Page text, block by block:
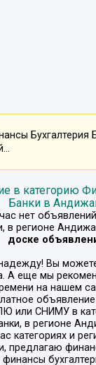
в категорию
Банки в
нет объявлений
, в регионе
доске
Вы
А еще мы
на нашем
или СНИМУв
, в регионе
категориях и
предлагаю